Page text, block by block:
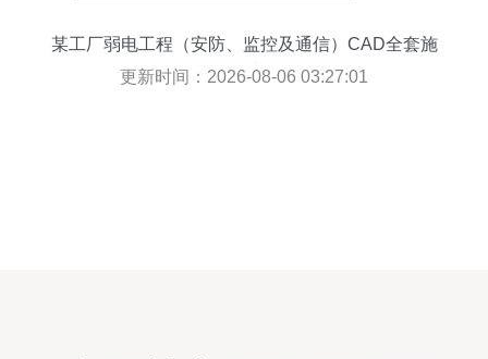
某工厂弱电工程（安防、监控及通信）CAD全套施
工图设计总览
更新时间：2026-08-06 03:27:01